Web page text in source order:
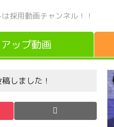
採用動画チャンネル！！
ップ動画
しました！